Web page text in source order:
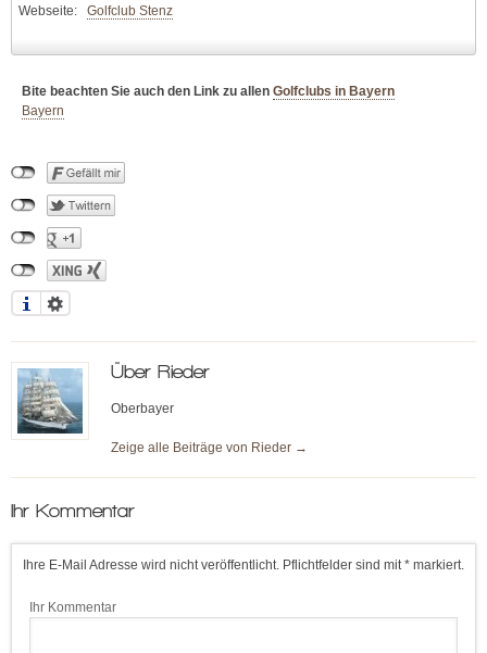
Webseite:
Golfclub Stenz
Bite beachten Sie auch den Link zu allen Golfclubs in Bayern
Bayern
Über Rieder
Oberbayer
Zeige alle Beiträge von Rieder →
Ihr Kommentar
Ihre E-Mail Adresse wird nicht veröffentlicht. Pflichtfelder sind mit * markiert.
Ihr Kommentar